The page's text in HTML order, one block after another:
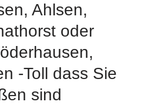
Ahlsen,
oder
-Toll dass Sie
sind